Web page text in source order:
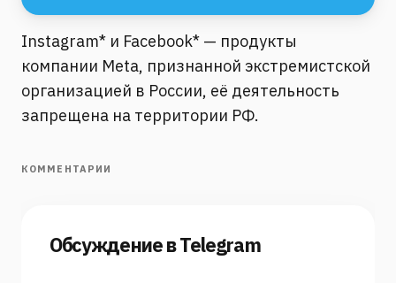
Instagram* и Facebook* — продукты
компании Meta, признанной экстремистской
организацией в России, её деятельность
запрещена на территории РФ.
КОММЕНТАРИИ
Обсуждение в Telegram